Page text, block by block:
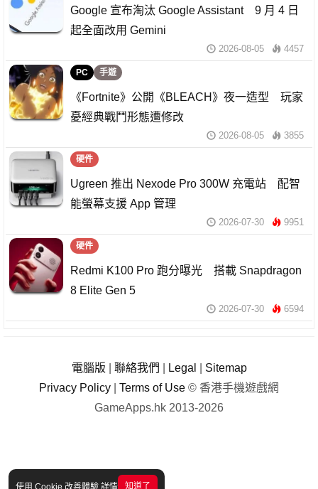
使用 Cookie 改善體驗 詳情 知道了
Google 宣布淘汰 Google Assistant 9 月 4 日
起全面改用 Gemini
2026-08-05 4457
PC 手遊
《Fortnite》公開《BLEACH》夜一造型 玩家
憂經典戰鬥形態遭修改
2026-08-05 3855
硬件
Ugreen 推出 Nexode Pro 300W 充電站 配智
能螢幕支援 App 管理
2026-07-30 9951
硬件
Redmi K100 Pro 跑分曝光 搭載 Snapdragon
8 Elite Gen 5
2026-07-30 6594
電腦版 聯絡我們 Legal
Sitemap
Privacy Policy
Terms of Use © 香港手機遊戲網
GameApps.hk 2013-2026